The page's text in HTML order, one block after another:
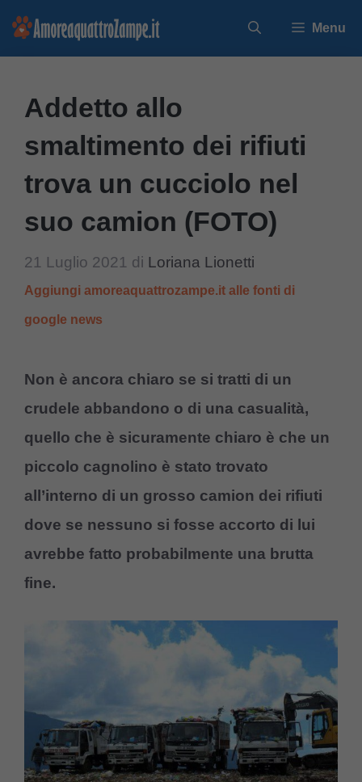
Vai
Menu
Addetto allo
smaltimento dei rifiuti
trova un cucciolo nel
suo camion (FOTO)
21 Luglio 2021 di Loriana Lionetti
Aggiungi amoreaquattrozampe.it alle fonti di
google news
Non è ancora chiaro se si tratti di un
crudele abbandono o di una casualità,
quello che è sicuramente chiaro è che un
piccolo cagnolino è stato trovato
all’interno di un grosso camion dei rifiuti
dove se nessuno si fosse accorto di lui
avrebbe fatto probabilmente una brutta
fine.